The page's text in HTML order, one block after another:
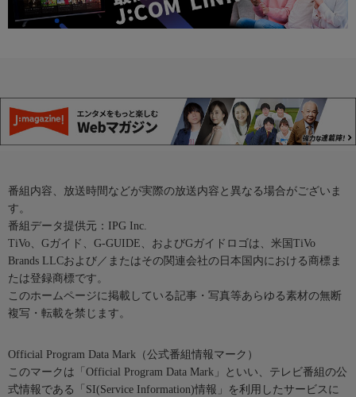
番組内容、放送時間などが実際の放送内容と異なる場合がございま
す。
番組データ提供元：IPG Inc.
TiVo、Gガイド、G-GUIDE、およびGガイドロゴは、米国TiVo
Brands LLCおよび／またはその関連会社の日本国内における商標ま
たは登録商標です。
このホームページに掲載している記事・写真等あらゆる素材の無断
複写・転載を禁じます。
Official Program Data Mark（公式番組情報マーク）
このマークは「Official Program Data Mark」といい、テレビ番組の公
式情報である「SI(Service Information)情報」を利用したサービスに